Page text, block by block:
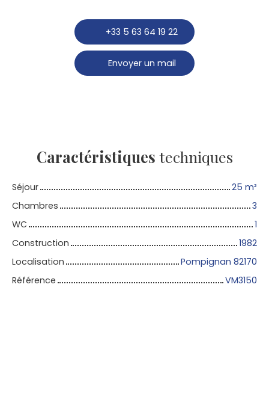
+33 5 63 64 19 22
Envoyer un mail
Caractéristiques techniques
Séjour 25 m²
Chambres
3
WC
1
Construction
1982
Localisation
Pompignan 82170
Référence
VM3150